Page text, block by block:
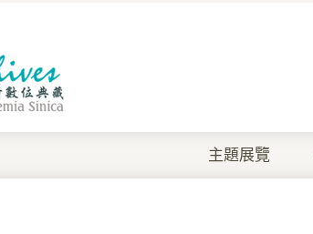
主題展覽